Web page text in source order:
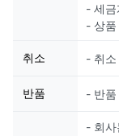
- 세
- 상
취소 - 취
반품 - 반
- 회사